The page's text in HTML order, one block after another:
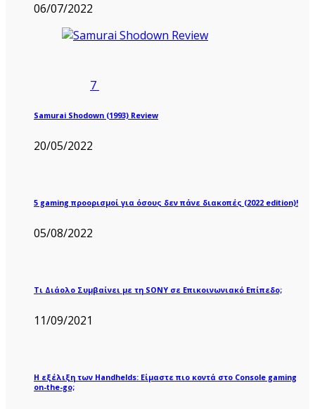
06/07/2022
7
Samurai Shodown (1993) Review
20/05/2022
5 gaming προορισμοί για όσους δεν πάνε διακοπές (2022 edition)!
05/08/2022
Τι Διάολο Συμβαίνει με τη SONY σε Επικοινωνιακό Επίπεδο;
11/09/2021
Η εξέλιξη των Handhelds: Είμαστε πιο κοντά στο Console gaming
on-the-go;